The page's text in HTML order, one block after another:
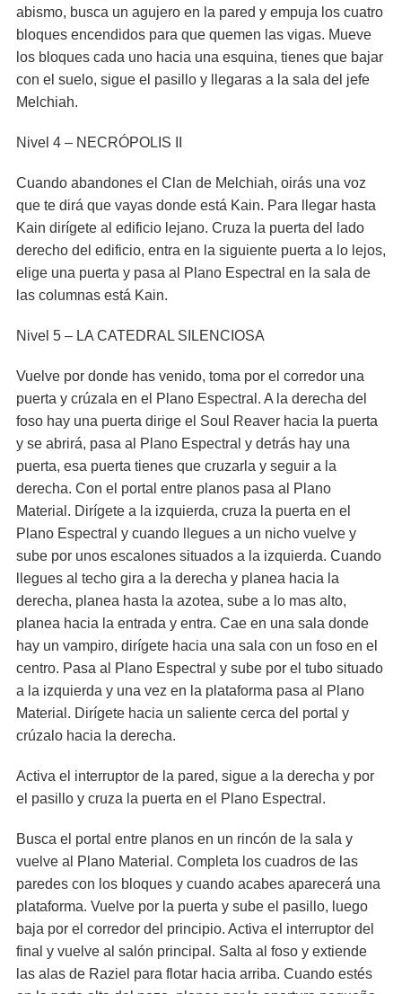
abismo, busca un agujero en la pared y empuja los cuatro
bloques encendidos para que quemen las vigas. Mueve
los bloques cada uno hacia una esquina, tienes que bajar
con el suelo, sigue el pasillo y llegaras a la sala del jefe
Melchiah.
Nivel 4 – NECRÓPOLIS II
Cuando abandones el Clan de Melchiah, oirás una voz
que te dirá que vayas donde está Kain. Para llegar hasta
Kain dirígete al edificio lejano. Cruza la puerta del lado
derecho del edificio, entra en la siguiente puerta a lo lejos,
elige una puerta y pasa al Plano Espectral en la sala de
las columnas está Kain.
Nivel 5 – LA CATEDRAL SILENCIOSA
Vuelve por donde has venido, toma por el corredor una
puerta y crúzala en el Plano Espectral. A la derecha del
foso hay una puerta dirige el Soul Reaver hacia la puerta
y se abrirá, pasa al Plano Espectral y detrás hay una
puerta, esa puerta tienes que cruzarla y seguir a la
derecha. Con el portal entre planos pasa al Plano
Material. Dirígete a la izquierda, cruza la puerta en el
Plano Espectral y cuando llegues a un nicho vuelve y
sube por unos escalones situados a la izquierda. Cuando
llegues al techo gira a la derecha y planea hacia la
derecha, planea hasta la azotea, sube a lo mas alto,
planea hacia la entrada y entra. Cae en una sala donde
hay un vampiro, dirígete hacia una sala con un foso en el
centro. Pasa al Plano Espectral y sube por el tubo situado
a la izquierda y una vez en la plataforma pasa al Plano
Material. Dirígete hacia un saliente cerca del portal y
crúzalo hacia la derecha.
Activa el interruptor de la pared, sigue a la derecha y por
el pasillo y cruza la puerta en el Plano Espectral.
Busca el portal entre planos en un rincón de la sala y
vuelve al Plano Material. Completa los cuadros de las
paredes con los bloques y cuando acabes aparecerá una
plataforma. Vuelve por la puerta y sube el pasillo, luego
baja por el corredor del principio. Activa el interruptor del
final y vuelve al salón principal. Salta al foso y extiende
las alas de Raziel para flotar hacia arriba. Cuando estés